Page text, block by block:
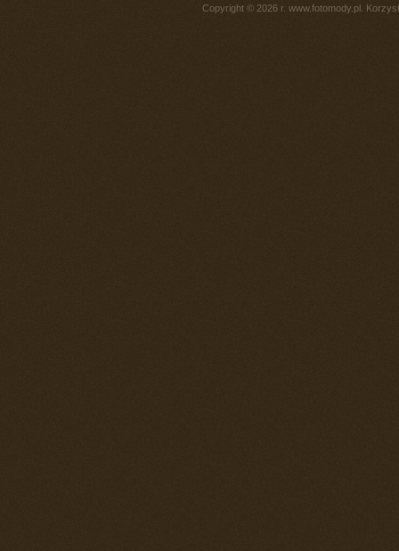
Copyright © 2026 r. www.fotomody.pl.